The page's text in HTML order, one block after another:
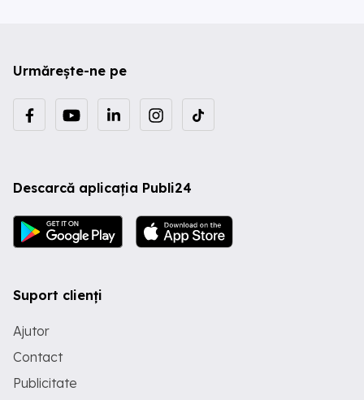
Urmărește-ne pe
Descarcă aplicația Publi24
Suport clienți
Ajutor
Contact
Publicitate